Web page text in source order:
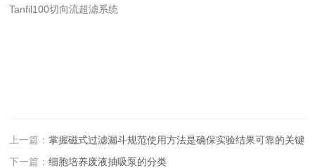
Tanfil100切向流超滤系统
上一篇：掌握磁式过滤漏斗规范使用方法是确保实验结果可靠的关键
下一篇：细胞培养废液抽吸泵的分类